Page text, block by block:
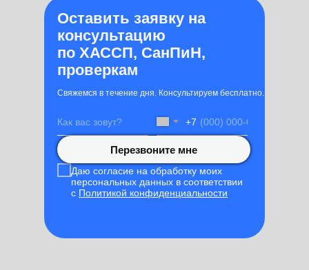
Оставить заявку на
консультацию
по ХАССП, СанПиН,
проверкам
Свяжемся в течение дня. Консультируем бесплатно.
+7
Даю согласие на обработку моих
персональных данных в соответствии
с Политикой конфиденциальности
Перезвоните мне